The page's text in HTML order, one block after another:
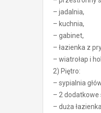
– jadalnia,
– kuchnia,
– gabinet,
– łazienka z
– wiatrołap i
2) Piętro:
– sypialnia
– 2 dodatkowe
– duża